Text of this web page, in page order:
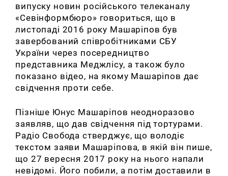
випуску новин російського телеканалу
«Севінформбюро» говориться, що в
листопаді 2016 року Машаріпов був
завербований співробітниками СБУ
України через посередництво
представника Меджлісу, а також було
показано відео, на якому Машаріпов дає
свідчення проти себе.
Пізніше Юнус Машаріпов неодноразово
заявляв, що дав свідчення під тортурами.
Радіо Свобода стверджує, що володіє
текстом заяви Машаріпова, в якій він пише,
що 27 вересня 2017 року на нього напали
невідомі. Його побили, а потім доставили в